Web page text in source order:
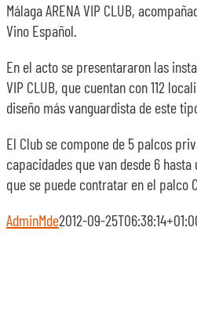
Málaga ARENA VIP CLUB,
Vino Español.
En el acto se presentararon las
VIP CLUB, que cuentan con 112
diseño más vanguardista de este
El Club se compone de 5 palcos
capacidades que van desde 6
que se puede contratar en el palco
AdminMde2012-09-